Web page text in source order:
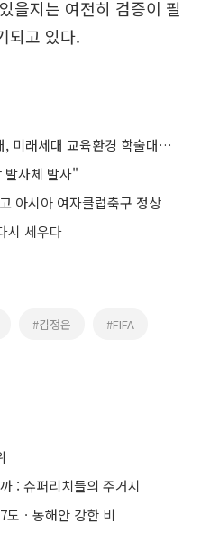
을지는 여전히 검증이 필
되고 있다.
북한 교육 변화 조명…숭실대, 미래세대 교육환경 학술대회 개최
발사체 발사"
아시아 여자클럽축구 정상
시 세우다
#김정은 #FIFA
: 슈퍼리치들의 주거지
ㆍ동해안 강한 비